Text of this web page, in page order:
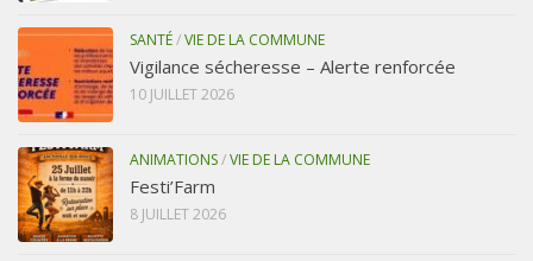
SANTÉ/VIE DE LA COMMUNE
Vigilance sécheresse – Alerte renforcée
10 JUILLET 2026
ANIMATIONS/VIE DE LA COMMUNE
Festi’Farm
8 JUILLET 2026